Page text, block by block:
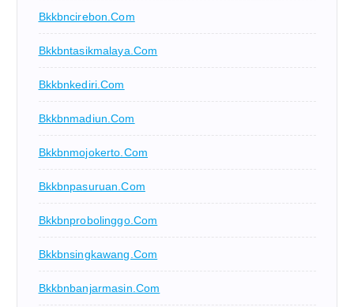
Bkkbncirebon.com
Bkkbntasikmalaya.com
Bkkbnkediri.com
Bkkbnmadiun.com
Bkkbnmojokerto.com
Bkkbnpasuruan.com
Bkkbnprobolinggo.com
Bkkbnsingkawang.com
Bkkbnbanjarmasin.com